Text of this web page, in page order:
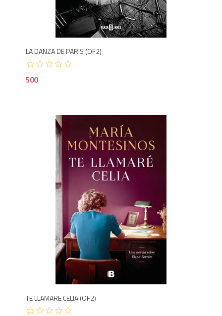
LA DANZA DE PARIS (OF2)
500
TE LLAMARE CELIA (OF2)